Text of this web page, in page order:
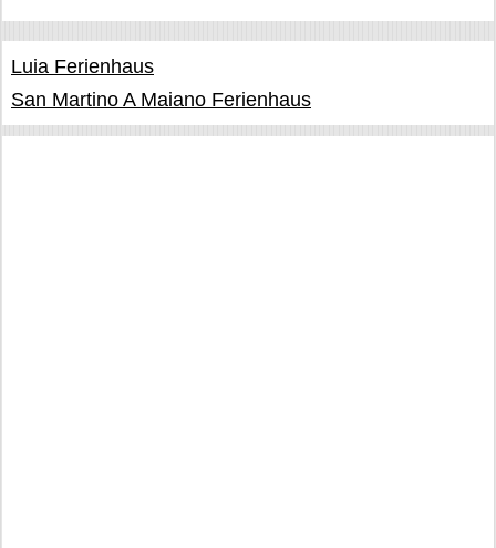
Luia Ferienhaus
San Martino A Maiano Ferienhaus